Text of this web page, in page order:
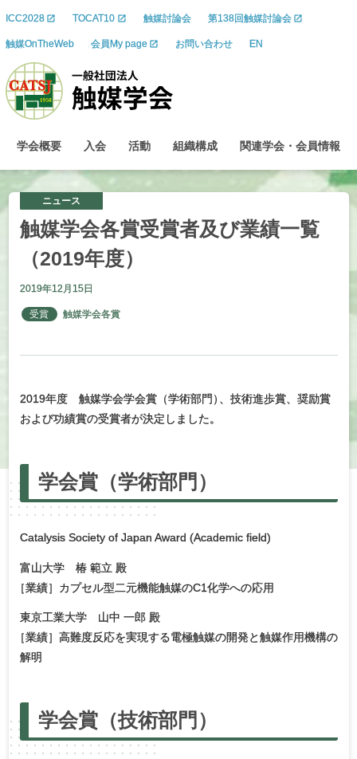
ICC2028 TOCAT10 触媒討論会 第138回触媒討論会
触媒OnTheWeb 会員My page お問い合わせ EN
学会概要 入会 活動 組織構成 関連学会 ・ 会員情報
ニュース
触媒学会各賞受賞者及び業績一覧
（2019年度）
2019年12月15日
受賞 触媒学会各賞
2019年度 触媒学会学会賞（学術部門 ） 、技術進歩賞、奨励賞
および功績賞の受賞者が決定しました。
学会賞 （学術部門）
Catalysis Society of Japan Award (Academic field)
富山大学 椿 範立 殿
［業績］カプセル型二元機能触媒のC1化学への応用
東京工業大学 山中 一郎 殿
［業績］高難度反応を実現する電極触媒の開発と触媒作用機構の
解明
学会賞 （技術部門）